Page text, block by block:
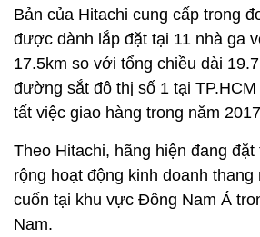
Bản của Hitachi cung cấp trong
được dành lắp đặt tại 11 nhà ga
17.5km so với tổng chiều dài
đường sắt đô thị số 1 tại
tất việc giao hàng trong năm
Theo Hitachi, hãng hiện đang
rộng hoạt động kinh doanh thang
cuốn tại khu vực Đông Nam Á
Nam.